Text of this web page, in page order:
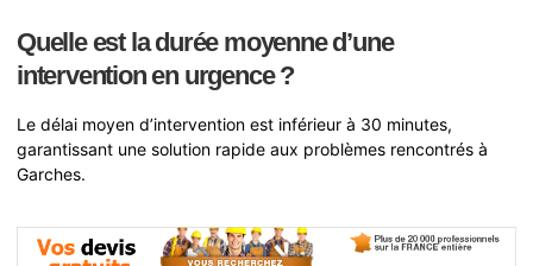
Quelle est la durée moyenne d’une
intervention en urgence ?
Le délai moyen d’intervention est inférieur à 30 minutes,
garantissant une solution rapide aux problèmes rencontrés à
Garches.